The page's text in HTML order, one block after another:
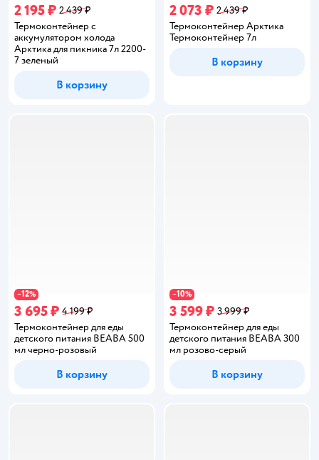
2 195 ₽ 2 439 ₽
Термоконтейнер с
аккумулятором холода
Арктика для пикника 7л 2200-
7 зеленый
В корзину
2 073 ₽ 2 439 ₽
Термоконтейнер Арктика
Термоконтейнер 7л
В корзину
−12%
3 695 ₽ 4 199 ₽
Термоконтейнер для еды
детского питания BEABA 500
мл черно-розовый
В корзину
−10%
3 599 ₽ 3 999 ₽
Термоконтейнер для еды
детского питания BEABA 300
мл розово-серый
В корзину